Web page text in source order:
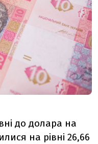
до долара на
на рівні 26,66